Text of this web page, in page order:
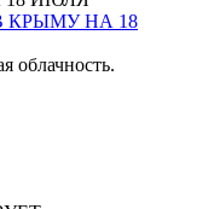
КРЫМУ НА 18
облачность.